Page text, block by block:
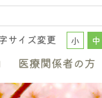
サイズ変更 小 中
医療関係者の方